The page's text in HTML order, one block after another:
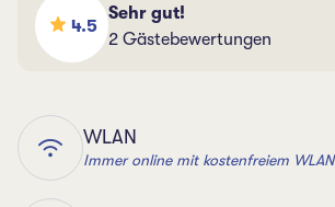
4.5
Sehr gut!
2 Gästebewertungen
WLAN
Immer online mit kostenfreiem WLAN